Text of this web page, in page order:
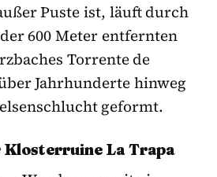
Puste ist, läuft durch
600 Meter entfernten
Torrente de
Jahrhunderte hinweg
geformt.
Klosterruine La Trapa